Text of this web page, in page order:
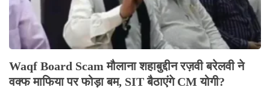
Waqf Board Scam मौलाना शहाबुद्दीन रज़वी बरेलवी ने
वक्फ माफिया पर फोड़ा बम, SIT बैठाएंगे CM योगी?